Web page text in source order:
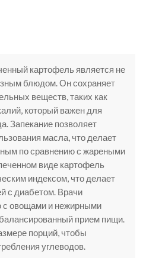
картофель является не
блюдом. Он сохраняет
веществ, таких как
который важен для
Запекание позволяет
масла, что делает
по сравнению с жареными
виде картофель
индексом, что делает
с диабетом. Врачи
с овощами и нежирными
прием пищи.
порций, чтобы
углеводов.